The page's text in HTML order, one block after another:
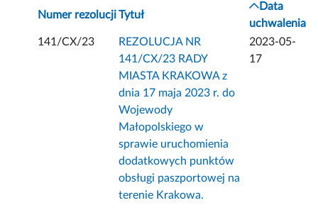
Numer rezolucji Tytuł
Data
uchwalenia
141/CX/23
REZOLUCJA NR
141/CX/23 RADY
MIASTA KRAKOWA z
dnia 17 maja 2023 r. do
Wojewody
Małopolskiego w
sprawie uruchomienia
dodatkowych punktów
obsługi paszportowej na
terenie Krakowa.
2023-05-
17